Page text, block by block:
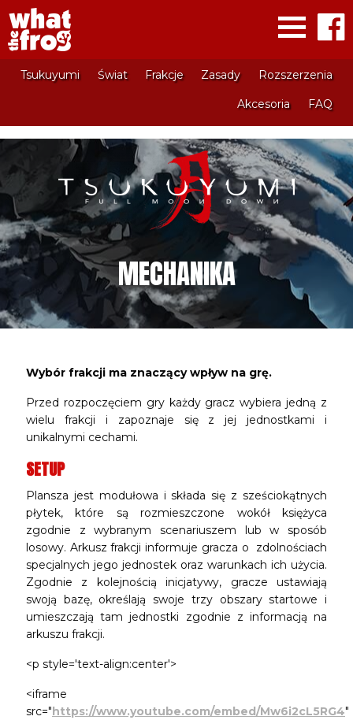
Tsukuyumi Świat Frakcje Zasady Rozszerzenia
Akcesoria FAQ
MECHANIKA
Wybór frakcji ma znaczący wpływ na grę.
Przed rozpoczęciem gry każdy gracz wybiera jedną z
wielu frakcji i zapoznaje się z jej jednostkami i
unikalnymi cechami.
SETUP
Plansza jest modułowa i składa się z sześciokątnych
płytek, które są rozmieszczone wokół księżyca
zgodnie z wybranym scenariuszem lub w sposób
losowy. Arkusz frakcji informuje gracza o zdolnościach
specjalnych jego jednostek oraz warunkach ich użycia.
Zgodnie z kolejnością inicjatywy, gracze ustawiają
swoją bazę, określają swoje trzy obszary startowe i
umieszczają tam jednostki zgodnie z informacją na
arkuszu frakcji.
<p style='text-align:center'>
<iframe
src="https://www.youtube.com/embed/Mw6i2cL5RG4"